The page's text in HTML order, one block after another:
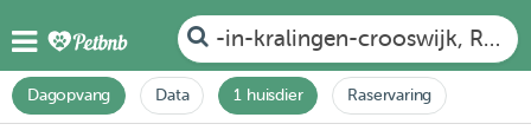
-in-kralingen-crooswijk,
Dagopvang Data 1 huisdier Raservaring